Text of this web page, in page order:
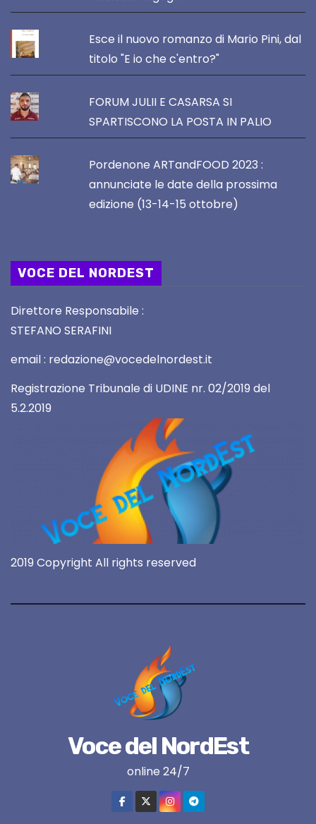
Esce il nuovo romanzo di Mario Pini, dal
titolo "E io che c'entro?"
FORUM JULII E CASARSA SI
SPARTISCONO LA POSTA IN PALIO
Pordenone ARTandFOOD 2023 :
annunciate le date della prossima
edizione (13-14-15 ottobre)
VOCE DEL NORDEST
Direttore Responsabile :
STEFANO SERAFINI
email : redazione@vocedelnordest.it
Registrazione Tribunale di UDINE nr. 02/2019 del
5.2.2019
2019 Copyright All rights reserved
Voce del NordEst
online 24/7